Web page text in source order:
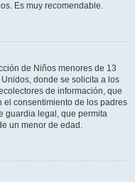
Es muy recomendable.
de Niños menores de 13
donde se solicita a los
de información, que
el consentimiento de los padres
guardia legal, que permita
un menor de edad.